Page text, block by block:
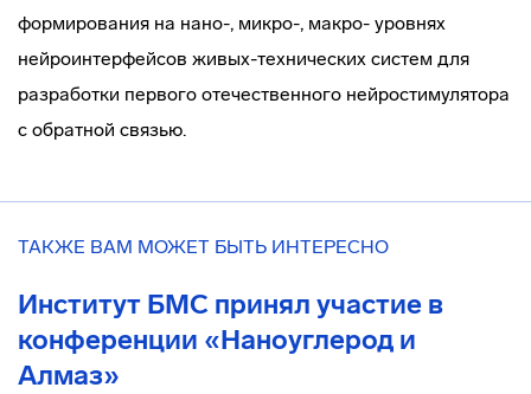
формирования на нано-, микро-, макро- уровнях
нейроинтерфейсов живых-технических систем для
разработки первого отечественного нейростимулятора
с обратной связью.
ТАКЖЕ ВАМ МОЖЕТ БЫТЬ ИНТЕРЕСНО
Институт БМС принял участие в
конференции «Наноуглерод и
Алмаз»